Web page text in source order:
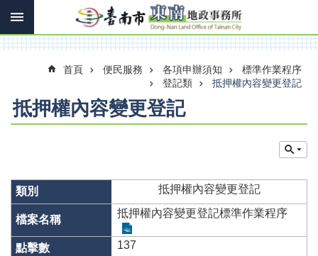
跳到主要內容區塊
搜
進
階
報
機
關
簡
介
首頁 便民服務 各項申辦須知
標準作業程序
登記類
抵押權內容變更登記
抵押權內容變更登記
抵押權內容變更登記
抵押權內容變更登記標準作業程序
137